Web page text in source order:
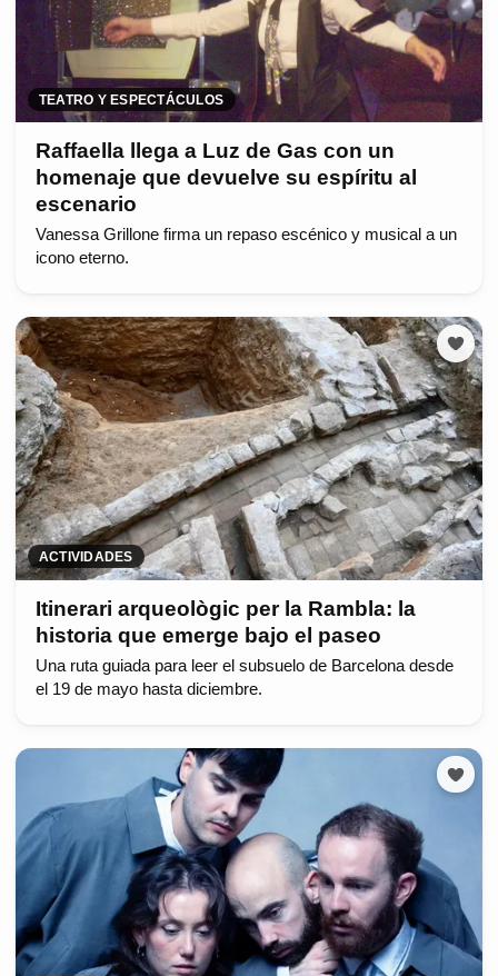
TEATRO Y ESPECTÁCULOS
Raffaella llega a Luz de Gas con un
homenaje que devuelve su espíritu al
escenario
Vanessa Grillone firma un repaso escénico y musical a un
icono eterno.
ACTIVIDADES
Itinerari arqueològic per la Rambla: la
historia que emerge bajo el paseo
Una ruta guiada para leer el subsuelo de Barcelona desde
el 19 de mayo hasta diciembre.